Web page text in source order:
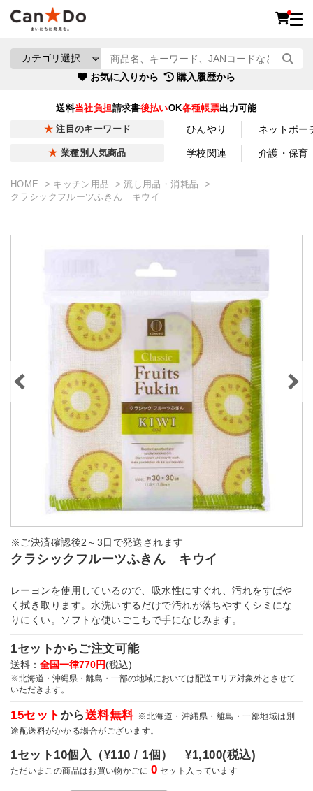
お気に入りから 購入履歴から
送料当社負担請求書後払いOK各種帳票出力可能
注目のキーワード ひんやり ネットポー
業種別人気商品 学校関連 介護・保育
HOME キッチン用品
流し用品・消耗品
クラシックフルーツふきん キウイ
※ご決済確認後2～3日で発送されます
クラシックフルーツふきん キウイ
レーヨンを使用しているので、吸水性にすぐれ、汚れをすばや
く拭き取ります。水洗いするだけで汚れが落ちやすくシミにな
りにくい。ソフトな使いごこちで手になじみます。
1セットからご注文可能
送料： 全国一律770円(税込)
※北海道・沖縄県・離島・一部の地域においては配送エリア対象外とさせて
いただきます。
15セット から送料無料 ※北海道・沖縄県・離島・一部地域は別
途配送料がかかる場合がございます。
1セット10個入（¥110 / 1個）¥1,100(税込)
ただいまこの商品はお買い物かごに0 セット入っています